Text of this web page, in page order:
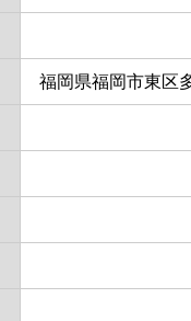
福岡県福岡市東区